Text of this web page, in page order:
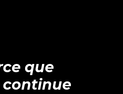
que
continue